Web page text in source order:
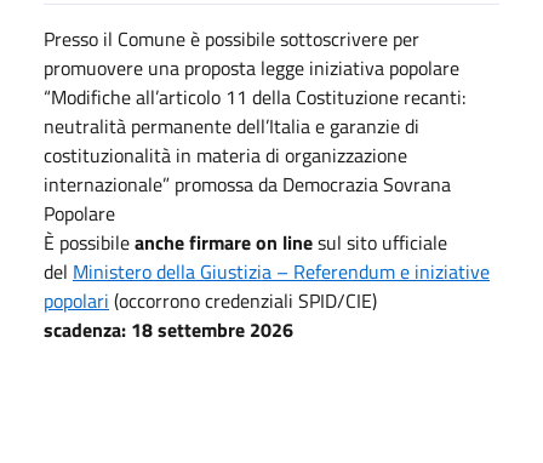
Presso il Comune è possibile sottoscrivere per
promuovere una proposta legge iniziativa popolare
“Modifiche all’articolo 11 della Costituzione recanti:
neutralità permanente dell’Italia e garanzie di
costituzionalità in materia di organizzazione
internazionale” promossa da Democrazia Sovrana
Popolare
È possibileanche firmareon linesul sito ufficiale
del Ministero della Giustizia – Referendum e iniziative
popolari (occorrono credenziali SPID/CIE)
scadenza: 18 settembre 2026